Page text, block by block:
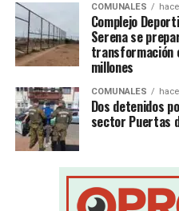
COMUNALES
Complejo
Serena se
transformación
millones
COMUNALES
Dos detenidos
sector Puertas